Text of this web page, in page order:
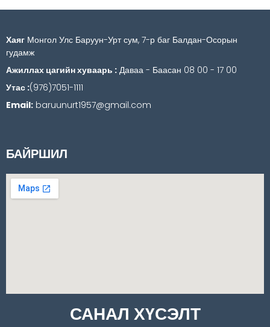
Хаяг Монгол Улс Баруун-Урт сум, 7-р баг Балдан-Осорын
гудамж
Ажиллах цагийн хуваарь : Даваа - Баасан 08 00 - 17 00
Утас :(976)7051-1111
Email: baruunurt1957@gmail.com
БАЙРШИЛ
САНАЛ ХҮСЭЛТ